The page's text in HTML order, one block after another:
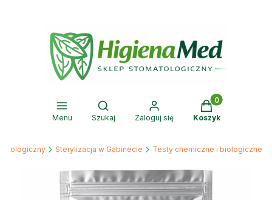
Menu
Otwórz wyszukiwarkę
Szukaj Zaloguj się
Produkty w
Koszyk
Sterylizacja w Gabinecie Testy chemiczne i biologiczne